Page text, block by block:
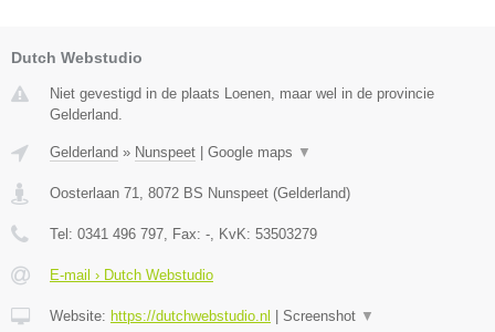
Dutch Webstudio
Niet gevestigd in de plaats Loenen, maar wel in de provincie
Gelderland.
Gelderland » Nunspeet Google maps ▼
Oosterlaan 71 8072 BS Nunspeet (Gelderland)
Tel: 0341 496 797 , Fax: - , KvK: 53503279
E-mail › Dutch Webstudio
Website: https://dutchwebstudio.nl Screenshot ▼